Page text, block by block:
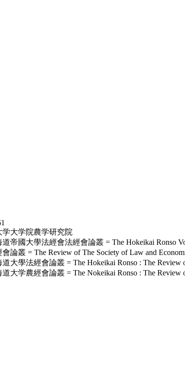
学大学院農学研究院
道帝國大學法經會法經會論叢 = The Hokeikai Ronso
會論叢 = The Review of The Society of Law and
道大學法經會論叢 = The Hokeikai Ronso : The Review
道大学農經會論叢 = The Nokeikai Ronso : The Review